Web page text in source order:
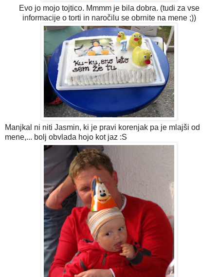
Evo jo mojo tojtico. Mmmm je bila dobra. (tudi za vse
informacije o torti in naročilu se obrnite na mene ;))
Manjkal ni niti Jasmin, ki je pravi korenjak pa je mlajši od
mene,... bolj obvlada hojo kot jaz :S